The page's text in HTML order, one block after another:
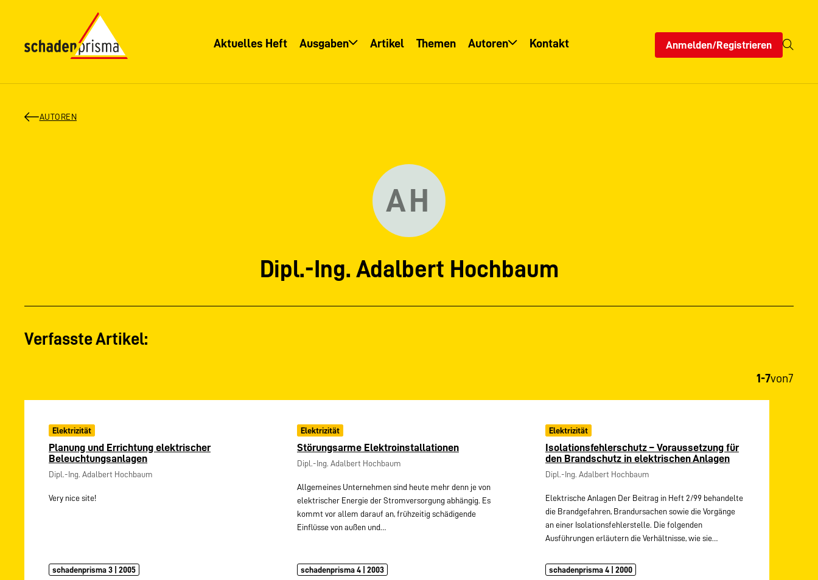
Aktuelles Heft Ausgaben Artikel Themen Autoren Kontakt Anmelden/Registrieren
AUTOREN
AH
Dipl.-Ing. Adalbert Hochbaum
Verfasste Artikel:
1-7von7
Elektrizität
Planung und Errichtung elektrischer
Beleuchtungsanlagen
Dipl.-Ing. Adalbert Hochbaum
Very nice site!
schadenprisma 3 | 2005
Elektrizität
Störungsarme Elektroinstallationen
Dipl.-Ing. Adalbert Hochbaum
Allgemeines Unternehmen sind heute mehr denn je von
elektrischer Energie der Stromversorgung abhängig. Es
kommt vor allem darauf an, frühzeitig schädigende
Einflüsse von außen und…
schadenprisma 4 | 2003
Elektrizität
Isolationsfehlerschutz – Voraussetzung für
den Brandschutz in elektrischen Anlagen
Dipl.-Ing. Adalbert Hochbaum
Elektrische Anlagen Der Beitrag in Heft 2/99 behandelte
die Brandgefahren, Brandursachen sowie die Vorgänge
an einer Isolationsfehlerstelle. Die folgenden
Ausführungen erläutern die Verhältnisse, wie sie…
schadenprisma 4 | 2000